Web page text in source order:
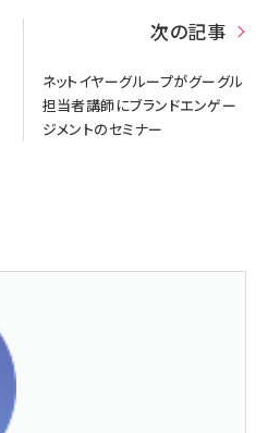
次の記事
ネットイヤーグループがグーグル
担当者講師にブランドエンゲー
ジメントのセミナー